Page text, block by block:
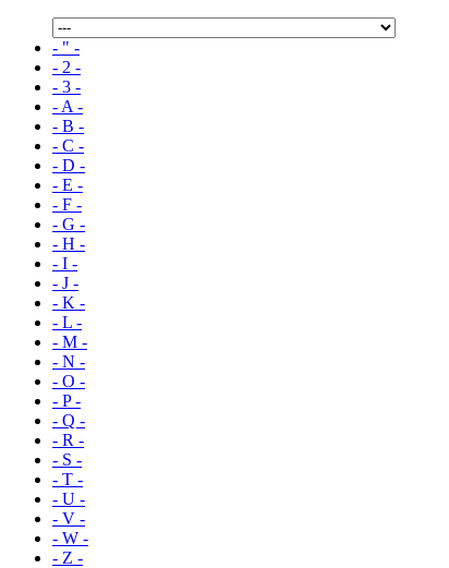
- " -
- 2 -
- 3 -
- A -
- B -
- C -
- D -
- E -
- F -
- G -
- H -
- I -
- J -
- K -
- L -
- M -
- N -
- O -
- P -
- Q -
- R -
- S -
- T -
- U -
- V -
- W -
- Z -